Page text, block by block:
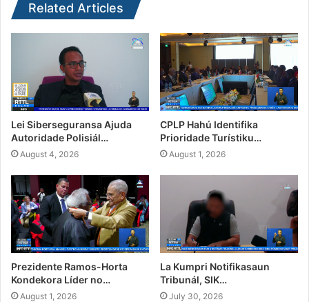
Related Articles
Lei Siberseguransa Ajuda
Autoridade Polisiál…
August 4, 2026
CPLP Hahú Identifika
Prioridade Turístiku…
August 1, 2026
Prezidente Ramos-Horta
Kondekora Líder no…
August 1, 2026
La Kumpri Notifikasaun
Tribunál, SIK…
July 30, 2026